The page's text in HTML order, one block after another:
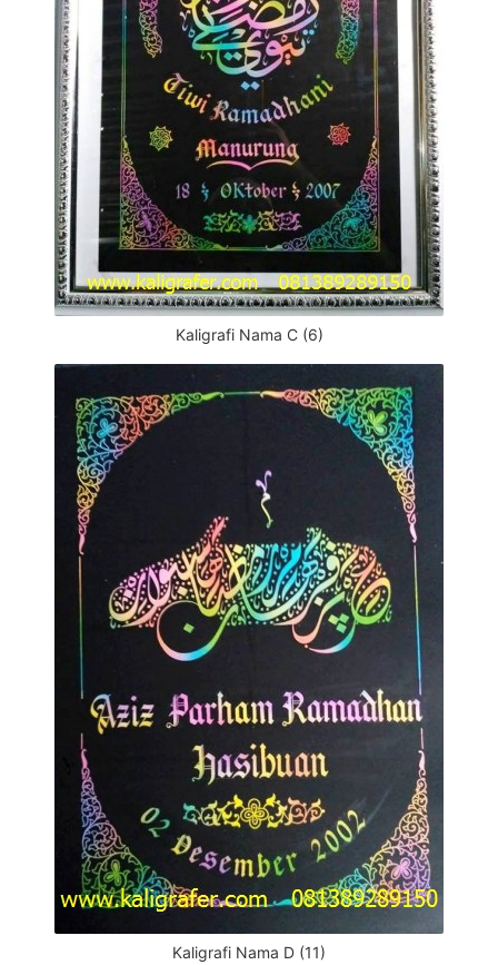
Kaligrafi Nama C (6)
Kaligrafi Nama D (11)